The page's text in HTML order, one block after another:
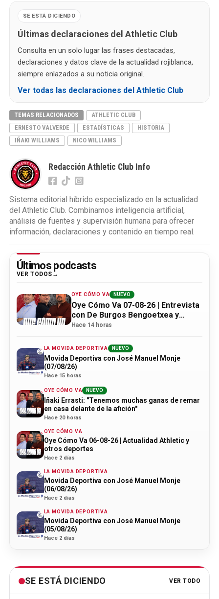
SE ESTÁ DICIENDO
Últimas declaraciones del Athletic Club
Consulta en un solo lugar las frases destacadas,
declaraciones y datos clave de la actualidad rojiblanca,
siempre enlazados a su noticia original.
Ver todas las declaraciones del Athletic Club
TEMAS RELACIONADOS
ATHLETIC CLUB
ERNESTO VALVERDE
ESTADÍSTICAS
HISTORIA
IÑAKI WILLIAMS
NICO WILLIAMS
Redacción Athletic Club Info
Sistema editorial híbrido especializado en la actualidad
del Athletic Club. Combinamos inteligencia artificial,
análisis de fuentes y supervisión humana para ofrecer
información, declaraciones y contenido en tiempo real.
Últimos podcasts
VER TODOS
OYE CÓMO VA NUEVO
Oye Cómo Va 07-08-26 | Entrevista
con De Burgos Bengoetxea y
actualidad Athletic
Hace 14 horas
LA MOVIDA DEPORTIVA NUEVO
Movida Deportiva con José Manuel Monje
(07/08/26)
Hace 15 horas
OYE CÓMO VA NUEVO
Iñaki Errasti: "Tenemos muchas ganas de remar
en casa delante de la afición"
Hace 20 horas
OYE CÓMO VA
Oye Cómo Va 06-08-26 | Actualidad Athletic y
otros deportes
Hace 2 días
LA MOVIDA DEPORTIVA
Movida Deportiva con José Manuel Monje
(06/08/26)
Hace 2 días
LA MOVIDA DEPORTIVA
Movida Deportiva con José Manuel Monje
(05/08/26)
Hace 2 días
SE ESTÁ DICIENDO VER TODO